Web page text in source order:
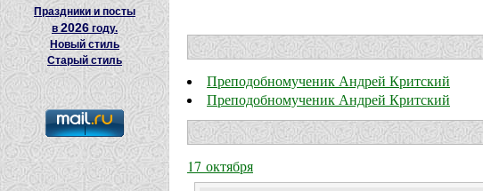
Праздники и посты
в2026 году.
Новый стиль
Старый стиль
Преподобномученик Андрей Критский
Преподобномученик Андрей Критский
17 октября